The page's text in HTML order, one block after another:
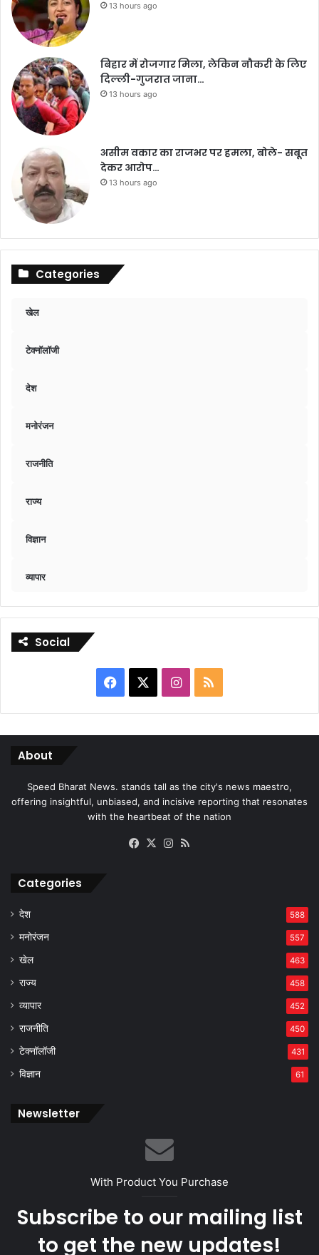
13 hours ago
बिहार में रोजगार मिला, लेकिन नौकरी के लिए
दिल्ली-गुजरात जाना…
13 hours ago
असीम वकार का राजभर पर हमला, बोले- सबूत
देकर आरोप…
13 hours ago
Categories
खेल
टेक्नॉलॉजी
देश
मनोरंजन
राजनीति
राज्य
विज्ञान
व्यापार
Social
Facebook Instagram
RSS
About
Speed Bharat News. stands tall as the city's news maestro,
offering insightful, unbiased, and incisive reporting that resonates
with the heartbeat of the nation
Facebook
X Instagram
Categories
देश 588
मनोरंजन 557
खेल 463
राज्य 458
व्यापार 452
राजनीति 450
टेक्नॉलॉजी 431
विज्ञान 61
Newsletter
With Product You Purchase
Subscribe to our mailing list
to get the new updates!